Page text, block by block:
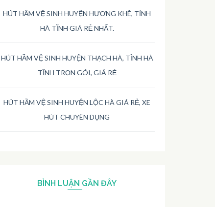
HÚT HẦM VỆ SINH HUYỆN HƯƠNG KHÊ, TỈNH
HÀ TĨNH GIÁ RẺ NHẤT.
HÚT HẦM VỆ SINH HUYỆN THẠCH HÀ, TỈNH HÀ
TĨNH TRỌN GÓI, GIÁ RẺ
HÚT HẦM VỆ SINH HUYỆN LỘC HÀ GIÁ RẺ, XE
HÚT CHUYÊN DỤNG
BÌNH LUẬN GẦN ĐÂY